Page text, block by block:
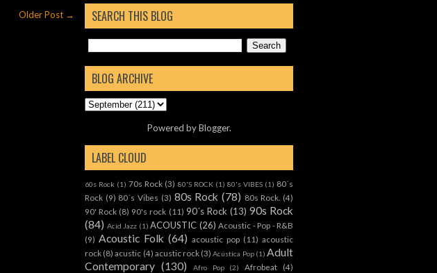
Older Post → SEARCH THIS BLOG
BLOG ARCHIVE
Powered byBlogger.
LABEL CLOUD
60s Rock (1) 70s Rock (3) 80'S ROCK (1) 80's VIBES (1) 80´s
Rock (9) 80´s Vibes (3) 80s Rock (78) 80s Rock. (4)
90' Rock (8) 90's rock (11) 90´s Rock (13) 90s Rock
(84) Acid Jazz (1) ACOUSTIC (26) Acoustic - Pop - R&B
(9) Acoustic Folk (64) acoustic pop (11) acoustic
rock (8) acustic (4) acustic rock (3) Acústica Pop (1) Adult
Contemporary (130) Afro Pop (2) Afrobeat
(4)